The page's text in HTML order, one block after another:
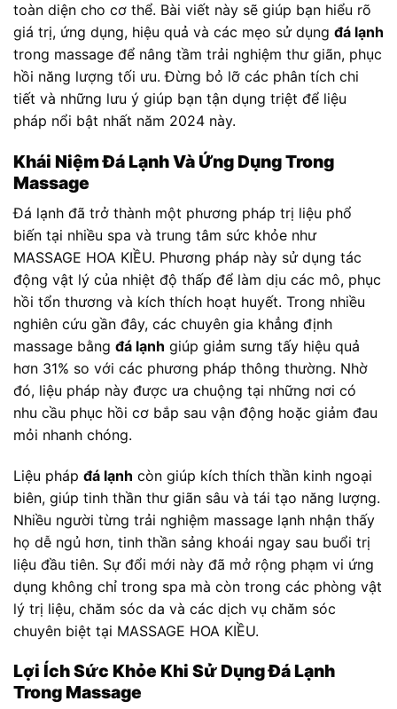
toàn diện cho cơ thể. Bài viết này sẽ giúp bạn hiểu rõ
giá trị, ứng dụng, hiệu quả và các mẹo sử dụng đá lạnh
trong massage để nâng tầm trải nghiệm thư giãn, phục
hồi năng lượng tối ưu. Đừng bỏ lỡ các phân tích chi
tiết và những lưu ý giúp bạn tận dụng triệt để liệu
pháp nổi bật nhất năm 2024 này.
Khái Niệm Đá Lạnh Và Ứng Dụng Trong
Massage
Đá lạnh đã trở thành một phương pháp trị liệu phổ
biến tại nhiều spa và trung tâm sức khỏe như
MASSAGE HOA KIỀU. Phương pháp này sử dụng tác
động vật lý của nhiệt độ thấp để làm dịu các mô, phục
hồi tổn thương và kích thích hoạt huyết. Trong nhiều
nghiên cứu gần đây, các chuyên gia khẳng định
massage bằng đá lạnh giúp giảm sưng tấy hiệu quả
hơn 31% so với các phương pháp thông thường. Nhờ
đó, liệu pháp này được ưa chuộng tại những nơi có
nhu cầu phục hồi cơ bắp sau vận động hoặc giảm đau
mỏi nhanh chóng.
Liệu pháp đá lạnh còn giúp kích thích thần kinh ngoại
biên, giúp tinh thần thư giãn sâu và tái tạo năng lượng.
Nhiều người từng trải nghiệm massage lạnh nhận thấy
họ dễ ngủ hơn, tinh thần sảng khoái ngay sau buổi trị
liệu đầu tiên. Sự đổi mới này đã mở rộng phạm vi ứng
dụng không chỉ trong spa mà còn trong các phòng vật
lý trị liệu, chăm sóc da và các dịch vụ chăm sóc
chuyên biệt tại MASSAGE HOA KIỀU.
Lợi Ích Sức Khỏe Khi Sử Dụng Đá Lạnh
Trong Massage